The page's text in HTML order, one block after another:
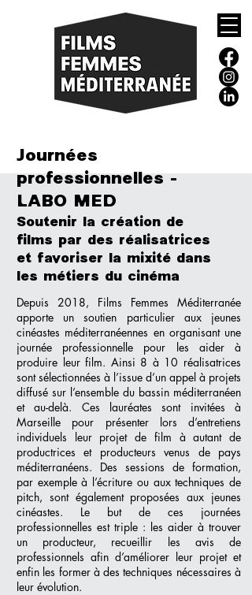
Journées
professionnelles -
LABO MED
Soutenir la création de
films par des réalisatrices
et favoriser la mixité dans
les métiers du cinéma
Depuis 2018, Films Femmes Méditerranée
apporte un soutien particulier aux jeunes
cinéastes méditerranéennes en organisant une
journée professionnelle pour les aider à
produire leur film. Ainsi 8 à 10 réalisatrices
sont sélectionnées à l’issue d’un appel à projets
diffusé sur l’ensemble du bassin méditerranéen
et au-delà. Ces lauréates sont invitées à
Marseille pour présenter lors d’entretiens
individuels leur projet de film à autant de
productrices et producteurs venus de pays
méditerranéens. Des sessions de formation,
par exemple à l’écriture ou aux techniques de
pitch, sont également proposées aux jeunes
cinéastes. Le but de ces journées
professionnelles est triple : les aider à trouver
un producteur, recueillir les avis de
professionnels afin d’améliorer leur projet et
enfin les former à des techniques nécessaires à
leur évolution.